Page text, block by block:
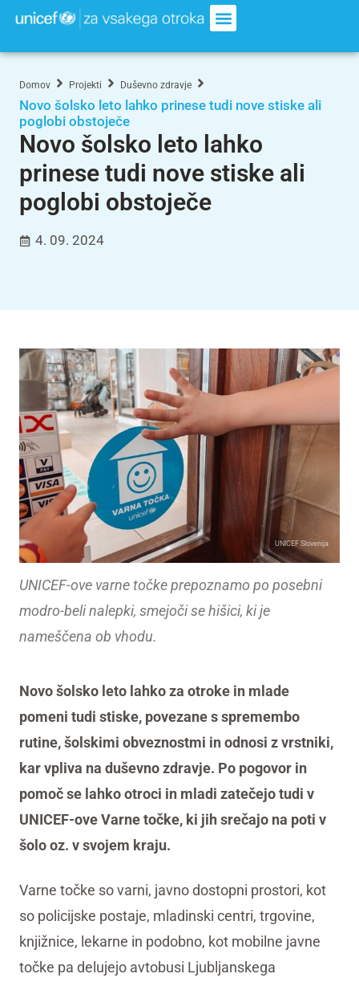
Domov Projekti Duševno zdravje
Novo šolsko leto lahko prinese tudi nove stiske ali
poglobi obstoječe
Novo šolsko leto lahko
prinese tudi nove stiske ali
poglobi obstoječe
4. 09. 2024
UNICEF Slovenija
UNICEF-ove varne točke prepoznamo po posebni
modro-beli nalepki, smejoči se hišici, ki je
nameščena ob vhodu.
Novo šolsko leto lahko za otroke in mlade
pomeni tudi stiske, povezane s spremembo
rutine, šolskimi obveznostmi in odnosi z vrstniki,
kar vpliva na duševno zdravje. Po pogovor in
pomoč se lahko otroci in mladi zatečejo tudi v
UNICEF-ove Varne točke, ki jih srečajo na poti v
šolo oz. v svojem kraju.
Varne točke so varni, javno dostopni prostori, kot
so policijske postaje, mladinski centri, trgovine,
knjižnice, lekarne in podobno, kot mobilne javne
točke pa delujejo avtobusi Ljubljanskega